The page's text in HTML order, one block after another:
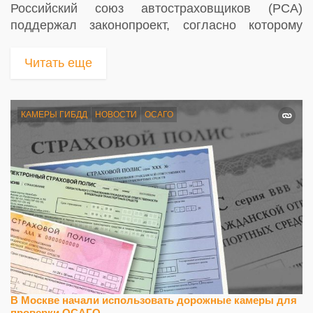
Российский союз автостраховщиков (РСА)
поддержал законопроект, согласно которому
ОСАГО будут штрафовать не чаще одного раза...
Читать еще
КАМЕРЫ ГИБДД НОВОСТИ ОСАГО
В Москве начали использовать дорожные камеры для